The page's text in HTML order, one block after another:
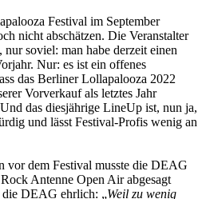
Festival im September
nicht abschätzen. Die Veranstalter
soviel: man habe derzeit einen
Nur: es ist ein offenes
das Berliner Lollapalooza 2022
Vorverkauf als letztes Jahr
das diesjährige LineUp ist, nun ja,
und lässt Festival-Profis wenig an
vor dem Festival musste die DEAG
Antenne Open Air abgesagt
die DEAG ehrlich: „Weil zu wenig